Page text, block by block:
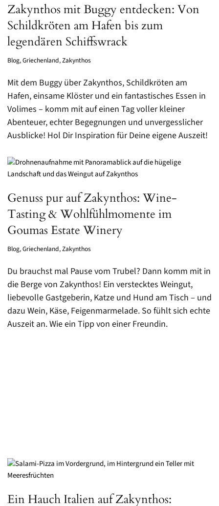
Zakynthos mit Buggy entdecken: Von
Schildkröten am Hafen bis zum
legendären Schiffswrack
Blog,Griechenland,Zakynthos
Mit dem Buggy über Zakynthos, Schildkröten am
Hafen, einsame Klöster und ein fantastisches Essen in
Volimes – komm mit auf einen Tag voller kleiner
Abenteuer, echter Begegnungen und unvergesslicher
Ausblicke! Hol Dir Inspiration für Deine eigene Auszeit!
Genuss pur auf Zakynthos: Wine-
Tasting & Wohlfühlmomente im
Goumas Estate Winery
Blog,Griechenland,Zakynthos
Du brauchst mal Pause vom Trubel? Dann komm mit in
die Berge von Zakynthos! Ein verstecktes Weingut,
liebevolle Gastgeberin, Katze und Hund am Tisch – und
dazu Wein, Käse, Feigenmarmelade. So fühlt sich echte
Auszeit an. Wie ein Tipp von einer Freundin.
Ein Hauch Italien auf Zakynthos: